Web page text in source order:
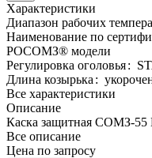
Характеристики
Диапазон рабочих
Наименование по
РОСОМЗ® модели
Регулировка оголовья:
Длина козырька:
Все характеристики
Описание
Каска защитная СОМЗ-55
Все описание
Цена по запросу